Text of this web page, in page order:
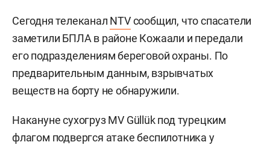
Сегодня телеканал NTVсообщил, что спасатели
заметили БПЛА в районе Кожаали и передали
его подразделениям береговой охраны. По
предварительным данным, взрывчатых
веществ на борту не обнаружили.
Накануне сухогруз MV Güllük под турецким
флагом подвергся атаке беспилотника у